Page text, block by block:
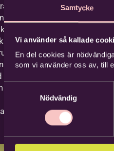
Samtycke
Vi använder så kallade
En del cookies är
som vi använder oss av, till
Nödvändig
utöver
gitarrist,
med sitt
och
skapar de en
ger